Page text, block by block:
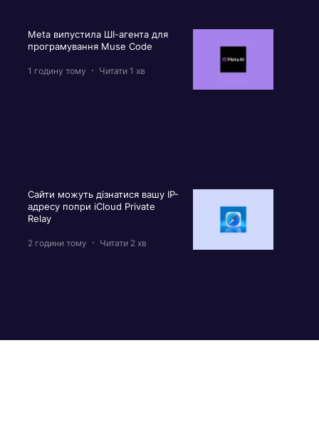
Meta випустила ШІ-агента для
програмування Muse Code
1 годину тому Читати 1 хв
Сайти можуть дізнатися вашу IP-
адресу попри iCloud Private
Relay
2 години тому Читати 2 хв